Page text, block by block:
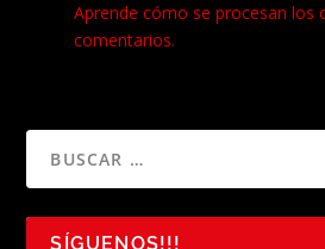
Aprende cómo se procesan los
comentarios.
SÍGUENOS!!!